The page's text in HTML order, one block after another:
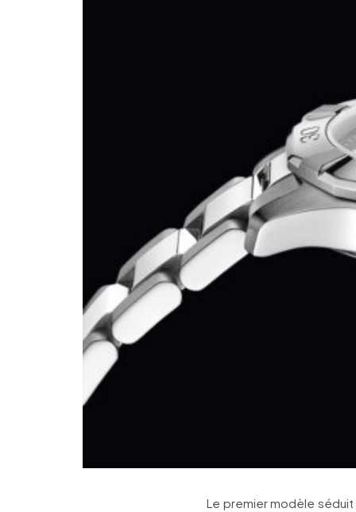
Le premier modèle